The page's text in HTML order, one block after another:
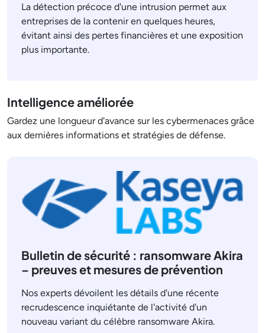
La détection précoce d'une intrusion permet aux
entreprises de la contenir en quelques heures,
évitant ainsi des pertes financières et une exposition
plus importante.
Intelligence améliorée
Gardez une longueur d'avance sur les cybermenaces grâce
aux dernières informations et stratégies de défense.
Bulletin de sécurité : ransomware Akira
– preuves et mesures de prévention
Nos experts dévoilent les détails d'une récente
recrudescence inquiétante de l'activité d'un
nouveau variant du célèbre ransomware Akira.